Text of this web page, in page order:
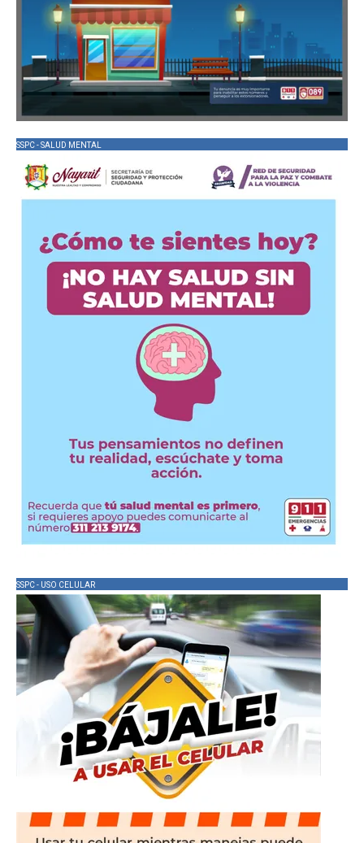
SSPC - SALUD MENTAL
SSPC - USO CELULAR